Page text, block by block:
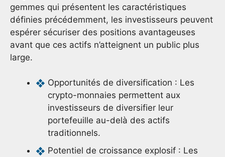
gemmes qui présentent les caractéristiques
définies précédemment, les investisseurs peuvent
espérer sécuriser des positions avantageuses
avant que ces actifs n’atteignent un public plus
large.
Opportunités de diversification : Les
crypto-monnaies permettent aux
investisseurs de diversifier leur
portefeuille au-delà des actifs
traditionnels.
Potentiel de croissance explosif : Les